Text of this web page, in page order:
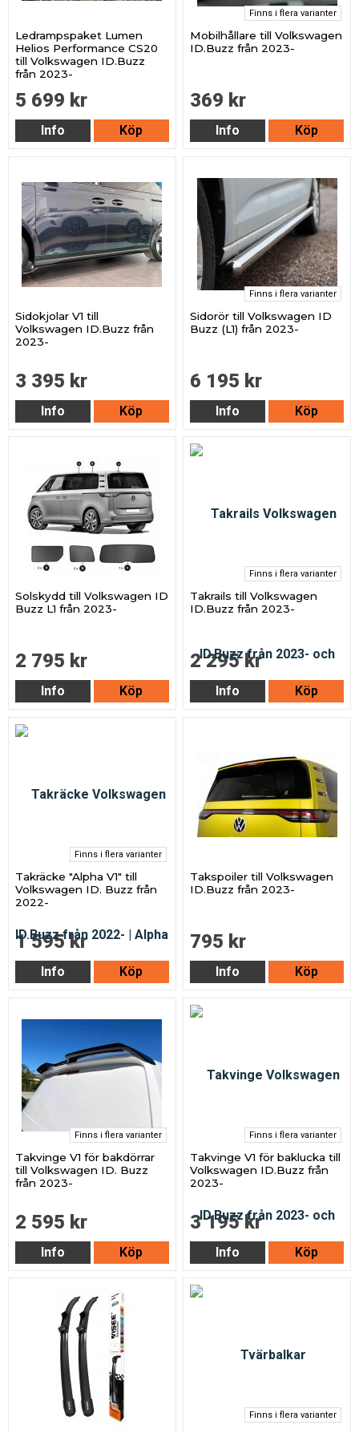
Ledrampspaket Lumen
Helios Performance CS20
till Volkswagen ID.Buzz
från 2023-
5 699 kr
Info Köp
Finns i flera varianter
Mobilhållare till Volkswagen
ID.Buzz från 2023-
369 kr
Info Köp
Sidokjolar V1 till
Volkswagen ID.Buzz från
2023-
3 395 kr
Info Köp
Finns i flera varianter
Sidorör till Volkswagen ID
Buzz (L1) från 2023-
6 195 kr
Info Köp
Solskydd till Volkswagen ID
Buzz L1 från 2023-
2 795 kr
Info Köp
Finns i flera varianter
Takrails till Volkswagen
ID.Buzz från 2023-
2 295 kr
Info Köp
Finns i flera varianter
Takräcke "Alpha V1" till
Volkswagen ID. Buzz från
2022-
1 595 kr
Info Köp
Takspoiler till Volkswagen
ID.Buzz från 2023-
795 kr
Info Köp
Finns i flera varianter
Takvinge V1 för bakdörrar
till Volkswagen ID. Buzz
från 2023-
2 595 kr
Info Köp
Finns i flera varianter
Takvinge V1 för baklucka till
Volkswagen ID.Buzz från
2023-
3 195 kr
Info Köp
Finns i flera varianter